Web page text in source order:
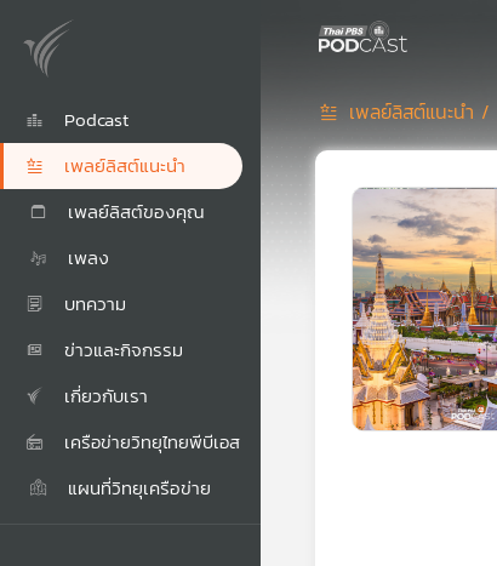
Podcast
เพลย์ลิสต์แนะนำ
เพลย์ลิสต์ของคุณ
เพลง
บทความ
ข่าวและกิจกรรม
เกี่ยวกับเรา
เครือข่ายวิทยุไทยพีบีเอส
แผนที่วิทยุเครือข่าย
เพลย์ลิสต์แนะนำ /